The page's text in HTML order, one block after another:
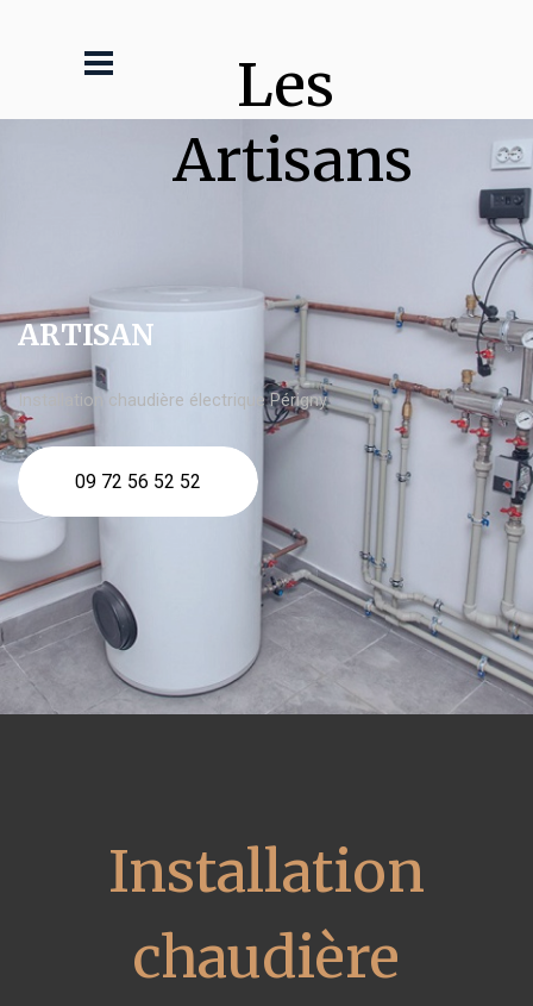
Les
Artisans
ARTISAN
Installation chaudière électrique Périgny
09 72 56 52 52
Installation
chaudière